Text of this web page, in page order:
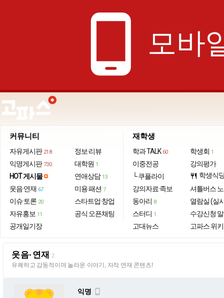
phone_android 모바
커뮤니티
자유게시판 218
익명게시판 730
HOT 게시물
웃음·연재 67
이슈·토론 20
자유홍보 11
공개일기장
정보·리뷰
대학원 1
연애상담 13
미용·패션 7
스타트업·창업
공식 오픈채팅
재학생
학과 TALK 60
이중전공
└ 쿠플라이
강의자료·족보
동아리 8
스터디 1
고대뉴스
학생회 1
강의평가
restaurant 학생식
셔틀버스
열람실 (실
수강신청
고파스 위키
웃음·연재 2
유쾌하고 감동적이며 놀라운 이야기, 자작 연재 콘텐츠!
익명 